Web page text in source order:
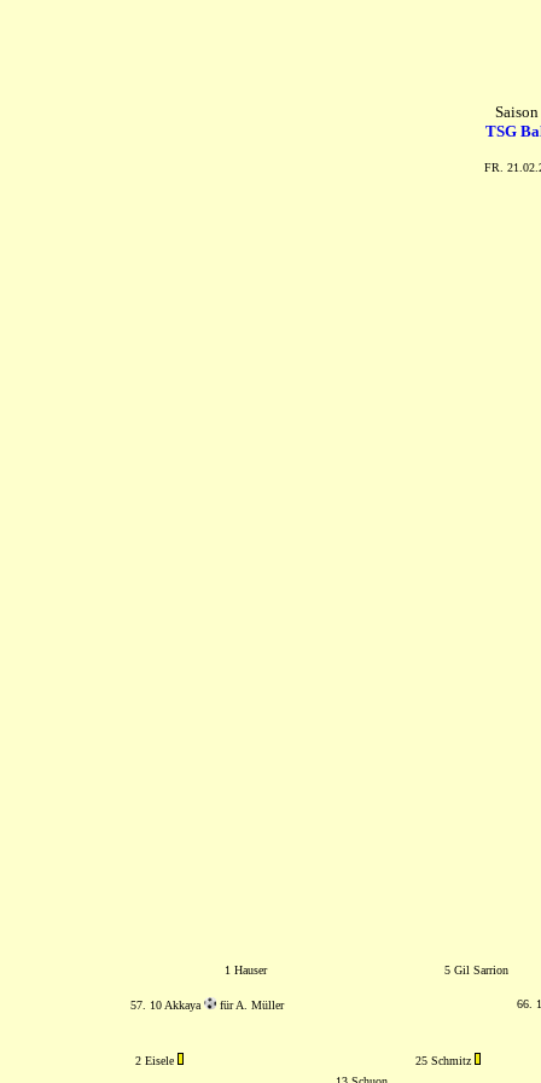
TSG
FR.
1 Hauser 5 Gil Sarrion
57. 10 Akkaya für A. Müller 66.
2 Eisele
25 Schmitz